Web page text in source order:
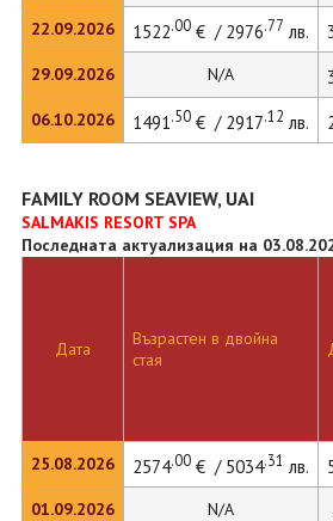
22.09.2026
29.09.2026
06.10.2026
1522.00€ / 2976.77 лв.
N/A
1491.50€ / 2917.12 лв.
FAMILY ROOM SEAVIEW, UAI
SALMAKIS RESORT SPA
Последната актуализация на
Дата
25.08.2026
01.09.2026
Възрастен в двойна
стая
2574.00€ / 5034.31 лв.
N/A